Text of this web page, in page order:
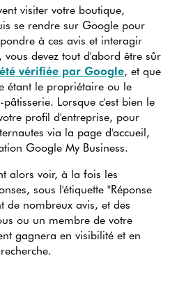
visiter votre boutique,
se rendre sur Google pour
à ces avis et interagir
devez tout d'abord être sûr
vérifiée par Google, et que
étant le propriétaire ou le
Lorsque c'est bien le
profil d'entreprise, pour
via la page d'accueil,
Google My Business.
alors voir, à la fois les
sous l'étiquette "Réponse
de nombreux avis, et des
ou un membre de votre
gagnera en visibilité et en